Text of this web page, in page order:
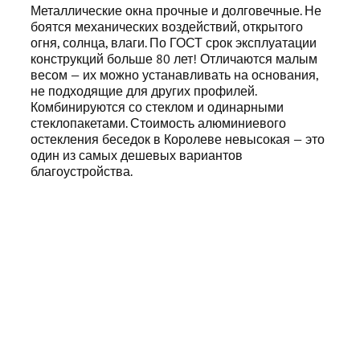
Металлические окна прочные и долговечные. Не
боятся механических воздействий, открытого
огня, солнца, влаги. По ГОСТ срок эксплуатации
конструкций больше 80 лет! Отличаются малым
весом — их можно устанавливать на основания,
не подходящие для других профилей.
Комбинируются со стеклом и одинарными
стеклопакетами. Стоимость алюминиевого
остекления беседок в Королеве невысокая — это
один из самых дешевых вариантов
благоустройства.